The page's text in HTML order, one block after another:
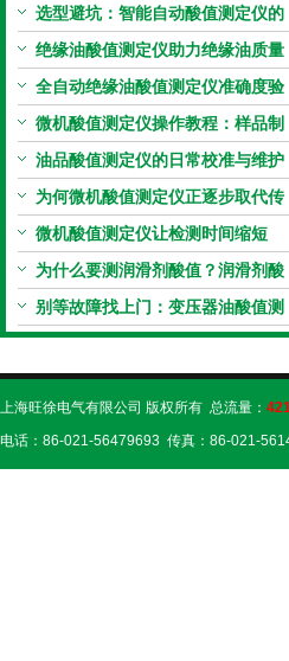
电极的清洗与活化方法
选型避坑：智能自动酸值测定仪的
加热功率与萃取时间关系
绝缘油酸值测定仪助力绝缘油质量
把控，降低设备故障
全自动绝缘油酸值测定仪准确度验
证：标准物质标定步骤
微机酸值测定仪操作教程：样品制
备、参数设置与结果解读
油品酸值测定仪的日常校准与维护
流程
为何微机酸值测定仪正逐步取代传
统手动滴定法？
微机酸值测定仪让检测时间缩短
50%
为什么要测润滑剂酸值？润滑剂酸
值测定法告诉你答案
别等故障找上门：变压器油酸值测
试仪的预警功能
上海旺徐电气有限公司 版权所有 总流量：
电话：86-021-56479693 传真：86-021-